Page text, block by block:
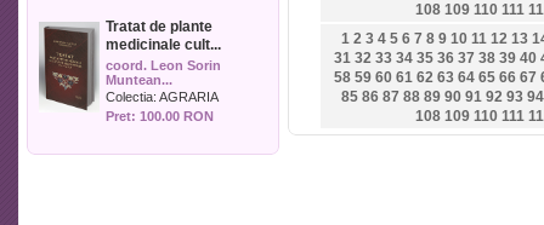
Muzica
Pedagogie
Politica
Psihologie
Sport
Tratat de plante
medicinale cult...
coord. Leon Sorin
Muntean...
Colectia: AGRARIA
Pret: 100.00 RON
108 109 110 111
1 2 3 4 5 6 7 8 9 10 11 12 13
31 32 33 34 35 36 37 38 39 40
58 59 60 61 62 63 64 65 66 67
85 86 87 88 89 90 91 92 93 94
108 109 110 111